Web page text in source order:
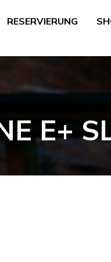
RESERVIERUNG
E+